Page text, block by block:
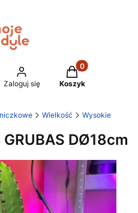
Zaloguj się
Produkty w
Koszyk
Wielkość Wysokie
DØ18cm